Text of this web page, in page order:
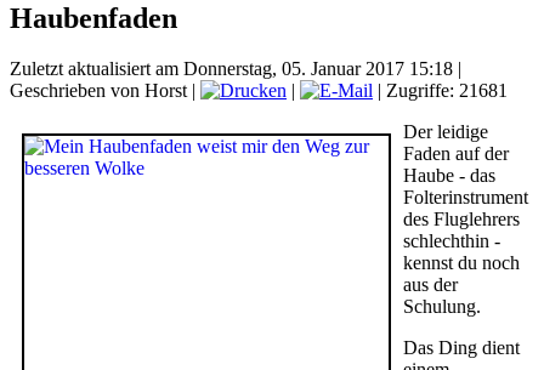
Haubenfaden
Zuletzt aktualisiert am Donnerstag, 05. Januar 2017 15:18 |
Geschrieben von Horst| |
| Zugriffe: 21681
Der leidige
Faden auf der
Haube - das
Folterinstrument
des Fluglehrers
schlechthin -
kennst du noch
aus der
Schulung.
Das Ding dient